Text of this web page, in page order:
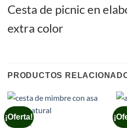
Cesta de picnic en
extra color
PRODUCTOS
¡Oferta!
CESTERIA